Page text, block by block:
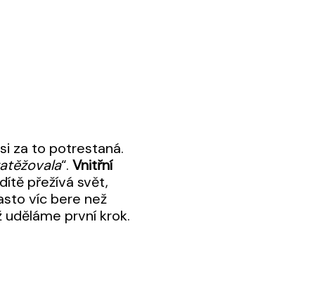
za to potrestaná.
“.Vnitřní
přežívá svět,
víc bere než
uděláme první krok.